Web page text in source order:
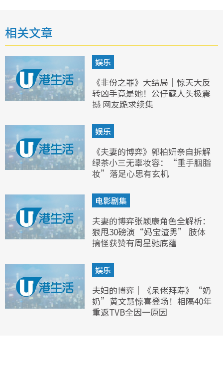
相关文章
娱乐
《非份之罪》大结局｜惊天大反
转凶手竟是她！公仔藏人头极震
撼 网友跪求续集
娱乐
《夫妻的博弈》郭柏妍亲自拆解
绿茶小三无辜妆容：“重手胭脂
妆”落足心思有玄机
电影剧集
夫妻的博弈张颖康角色全解析：
狠甩30磅演“妈宝渣男” 肢体
搞怪获赞有周星驰底蕴
娱乐
夫妇的博弈｜《呆佬拜寿》“奶
奶”黄文慧惊喜登场！相隔40年
重返TVB全因一原因